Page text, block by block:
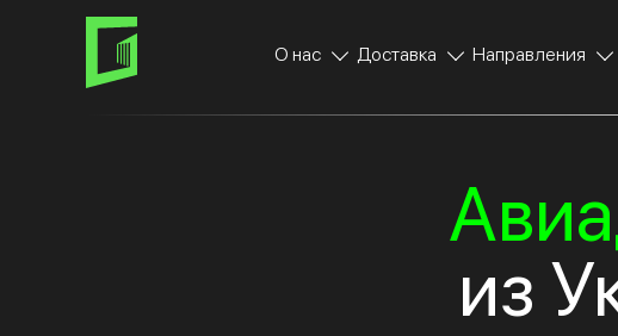
navigation
О нас Доставка Направления
из